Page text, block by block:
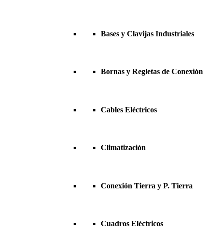
Bases y Clavijas Industriales
Bornas y Regletas de Conexión
Cables Eléctricos
Climatización
Conexión Tierra y P. Tierra
Cuadros Eléctricos